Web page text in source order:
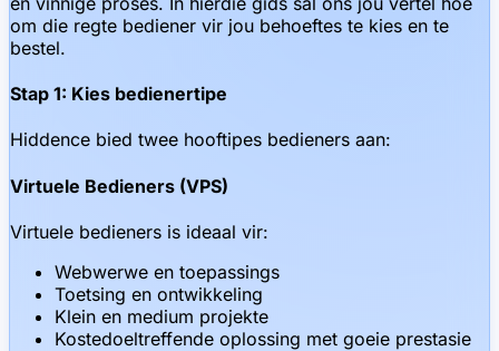
om die regte bediener vir jou behoeftes te kies en te
bestel.
Stap 1: Kies bedienertipe
Hiddence bied twee hooftipes bedieners aan:
Virtuele Bedieners (VPS)
Virtuele bedieners is ideaal vir:
Webwerwe en toepassings
Toetsing en ontwikkeling
Klein en medium projekte
Kostedoeltreffende oplossing met goeie prestasie